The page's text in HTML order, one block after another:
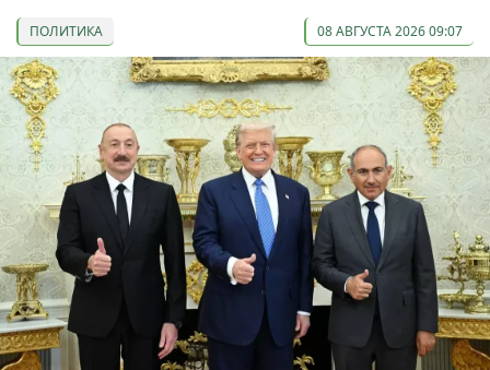
ПОЛИТИКА 08 АВГУСТА 2026 09:07